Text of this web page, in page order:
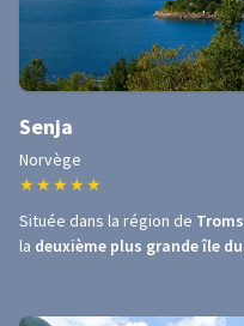
Senja
Norvège
★ ★ ★ ★ ★
Située dans la région de Troms
la deuxième plus grande île